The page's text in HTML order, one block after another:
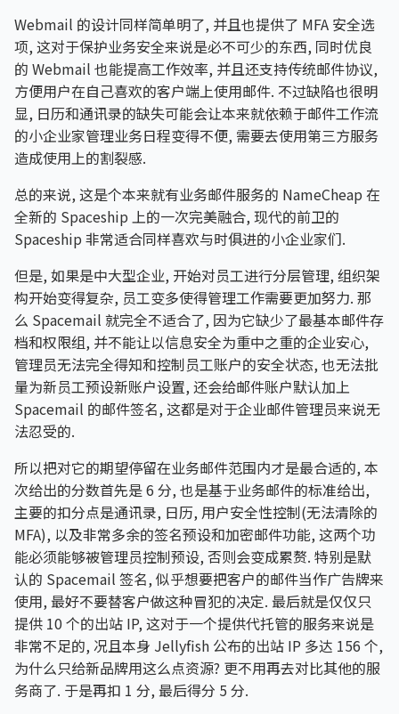
Webmail 的设计同样简单明了, 并且也提供了 MFA 安全选
项, 这对于保护业务安全来说是必不可少的东西, 同时优良
的 Webmail 也能提高工作效率, 并且还支持传统邮件协议,
方便用户在自己喜欢的客户端上使用邮件. 不过缺陷也很明
显, 日历和通讯录的缺失可能会让本来就依赖于邮件工作流
的小企业家管理业务日程变得不便, 需要去使用第三方服务
造成使用上的割裂感.
总的来说, 这是个本来就有业务邮件服务的 NameCheap 在
全新的 Spaceship 上的一次完美融合, 现代的前卫的
Spaceship 非常适合同样喜欢与时俱进的小企业家们.
但是, 如果是中大型企业, 开始对员工进行分层管理, 组织架
构开始变得复杂, 员工变多使得管理工作需要更加努力. 那
么 Spacemail 就完全不适合了, 因为它缺少了最基本邮件存
档和权限组, 并不能让以信息安全为重中之重的企业安心,
管理员无法完全得知和控制员工账户的安全状态, 也无法批
量为新员工预设新账户设置, 还会给邮件账户默认加上
Spacemail 的邮件签名, 这都是对于企业邮件管理员来说无
法忍受的.
所以把对它的期望停留在业务邮件范围内才是最合适的, 本
次给出的分数首先是 6 分, 也是基于业务邮件的标准给出,
主要的扣分点是通讯录, 日历, 用户安全性控制(无法清除的
MFA), 以及非常多余的签名预设和加密邮件功能, 这两个功
能必须能够被管理员控制预设, 否则会变成累赘. 特别是默
认的 Spacemail 签名, 似乎想要把客户的邮件当作广告牌来
使用, 最好不要替客户做这种冒犯的决定. 最后就是仅仅只
提供 10 个的出站 IP, 这对于一个提供代托管的服务来说是
非常不足的, 况且本身 Jellyfish 公布的出站 IP 多达 156 个,
为什么只给新品牌用这么点资源? 更不用再去对比其他的服
务商了. 于是再扣 1 分, 最后得分 5 分.